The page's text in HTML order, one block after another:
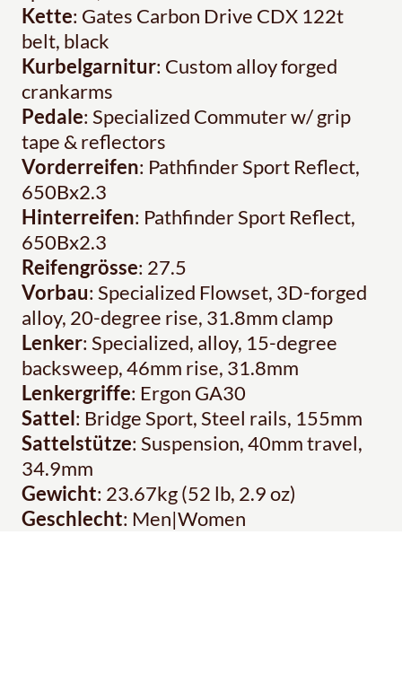
Kette: Gates Carbon Drive CDX 122t
belt, black
Kurbelgarnitur: Custom alloy forged
crankarms
Pedale: Specialized Commuter w/ grip
tape & reflectors
Vorderreifen: Pathfinder Sport Reflect,
650Bx2.3
Hinterreifen: Pathfinder Sport Reflect,
650Bx2.3
Reifengrösse: 27.5
Vorbau: Specialized Flowset, 3D-forged
alloy, 20-degree rise, 31.8mm clamp
Lenker: Specialized, alloy, 15-degree
backsweep, 46mm rise, 31.8mm
Lenkergriffe: Ergon GA30
Sattel: Bridge Sport, Steel rails, 155mm
Sattelstütze: Suspension, 40mm travel,
34.9mm
Gewicht: 23.67kg (52 lb, 2.9 oz)
Geschlecht: Men|Women